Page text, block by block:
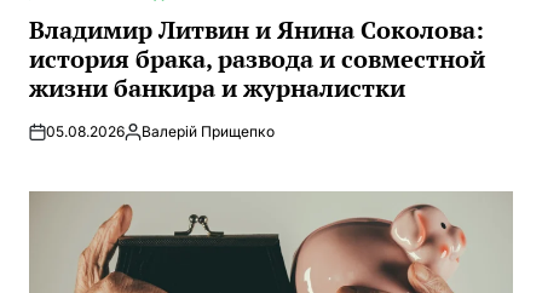
В
Владимир Литвин и Янина Соколова:
история брака, развода и совместной
жизни банкира и журналистки
05.08.2026Запись
Валерій Прищепко